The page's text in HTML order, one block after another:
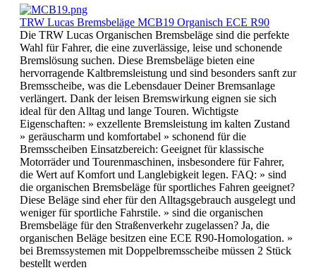
TRW Lucas Bremsbeläge MCB19 Organisch ECE R90
Die TRW Lucas Organischen Bremsbeläge sind die perfekte
Wahl für Fahrer, die eine zuverlässige, leise und schonende
Bremslösung suchen. Diese Bremsbeläge bieten eine
hervorragende Kaltbremsleistung und sind besonders sanft zur
Bremsscheibe, was die Lebensdauer Deiner Bremsanlage
verlängert. Dank der leisen Bremswirkung eignen sie sich
ideal für den Alltag und lange Touren. Wichtigste
Eigenschaften: » exzellente Bremsleistung im kalten Zustand
» geräuscharm und komfortabel » schonend für die
Bremsscheiben Einsatzbereich: Geeignet für klassische
Motorräder und Tourenmaschinen, insbesondere für Fahrer,
die Wert auf Komfort und Langlebigkeit legen. FAQ: » sind
die organischen Bremsbeläge für sportliches Fahren geeignet?
Diese Beläge sind eher für den Alltagsgebrauch ausgelegt und
weniger für sportliche Fahrstile. » sind die organischen
Bremsbeläge für den Straßenverkehr zugelassen? Ja, die
organischen Beläge besitzen eine ECE R90-Homologation. »
bei Bremssystemen mit Doppelbremsscheibe müssen 2 Stück
bestellt werden